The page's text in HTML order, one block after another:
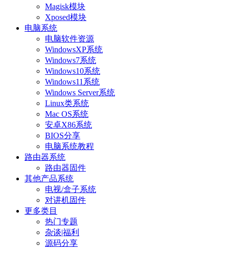
Magisk模块
Xposed模块
电脑系统
电脑软件资源
WindowsXP系统
Windows7系统
Windows10系统
Windows11系统
Windows Server系统
Linux类系统
Mac OS系统
安卓X86系统
BIOS分享
电脑系统教程
路由器系统
路由器固件
其他产品系统
电视/盒子系统
对讲机固件
更多类目
热门专题
杂谈|福利
源码分享